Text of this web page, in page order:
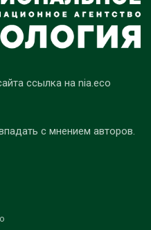
ссылка на nia.eco
с мнением авторов.